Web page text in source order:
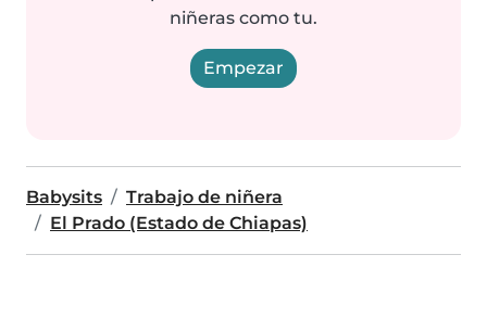
niñeras como tu.
Empezar
Babysits
Trabajo de niñera
El Prado (Estado de Chiapas)